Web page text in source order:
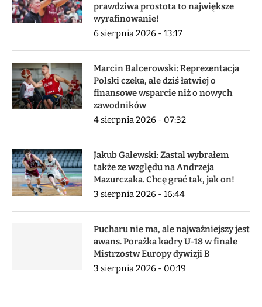
prawdziwa prostota to największe
wyrafinowanie!
6 sierpnia 2026 - 13:17
Marcin Balcerowski: Reprezentacja
Polski czeka, ale dziś łatwiej o
finansowe wsparcie niż o nowych
zawodników
4 sierpnia 2026 - 07:32
Jakub Galewski: Zastal wybrałem
także ze względu na Andrzeja
Mazurczaka. Chcę grać tak, jak on!
3 sierpnia 2026 - 16:44
Pucharu nie ma, ale najważniejszy jest
awans. Porażka kadry U-18 w finale
Mistrzostw Europy dywizji B
3 sierpnia 2026 - 00:19